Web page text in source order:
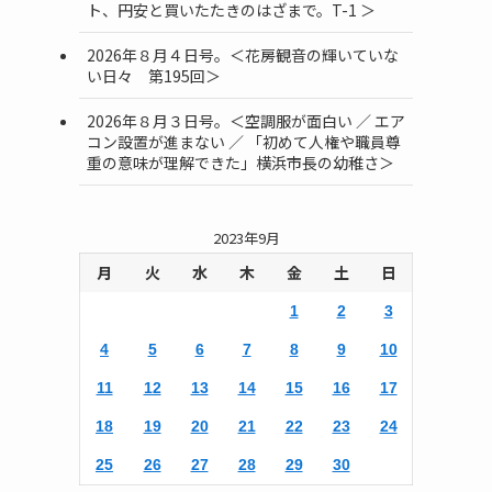
ト、円安と買いたたきのはざまで。T-1 ＞
2026年８月４日号。＜花房観音の輝いていな
い日々 第195回＞
2026年８月３日号。＜空調服が面白い ／ エア
コン設置が進まない ／ 「初めて人権や職員尊
重の意味が理解できた」横浜市長の幼稚さ＞
2023年9月
月 火 水 木 金 土 日
1 2 3
4 5 6 7 8 9 10
11 12 13 14 15 16 17
18 19 20 21 22 23 24
25 26 27 28 29 30